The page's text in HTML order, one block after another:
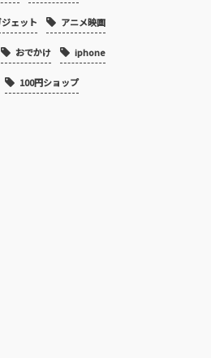
ェット アニメ映画
おでかけ iphone
100円ショップ